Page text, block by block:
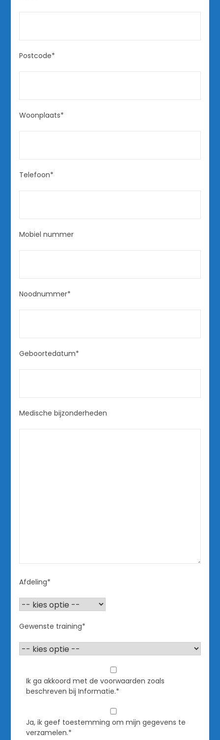
Postcode*
Woonplaats*
Telefoon*
Mobiel nummer
Noodnummer*
Geboortedatum*
Medische bijzonderheden
Afdeling*
Gewenste training*
Ik ga akkoord met de voorwaarden zoals
beschreven bij Informatie.*
Ja, ik geef toestemming om mijn gegevens te
verzamelen.*